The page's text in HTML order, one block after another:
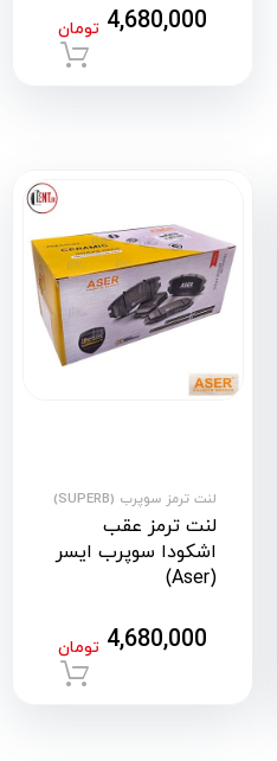
4,680,000 تومان
لنت ترمز سوپرب (SUPERB)
لنت ترمز عقب
اشکودا سوپرب ایسر
(Aser)
4,680,000 تومان